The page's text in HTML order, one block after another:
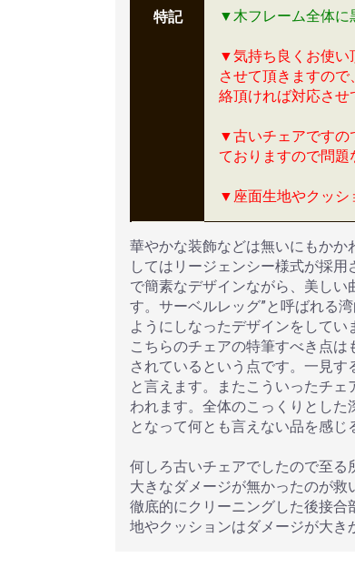
特記 ▼木フレーム全体に
▼気持ち良くお使い
させて頂きますの
絡頂ければ対応させ
▼古いチェアですの
ておりますので問題
▼座面生地やクッシ
華やかな装飾などは無いにもかか
してはリージェンシー様式が採
で簡素なデザインながら、美し
す。サーベルレッグ”と呼ばれる
ようにしなったデザインをしてい
こちらのチェアの特筆すべき点
されているという点です。一見
と言えます。またこういったチ
われます。全体のこっくりとし
となって何とも言えない品を感じ
何しろ古いチェアでしたので至
大きなダメージが無かったのが救
徹底的にクリーニングした後接
地やクッションはダメージが大き